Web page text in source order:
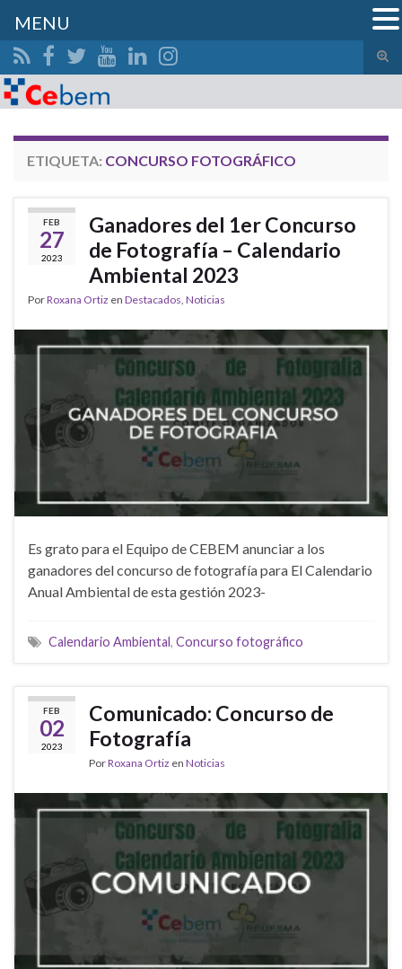
el
Search for:
ETIQUETA: CONCURSO FOTOGRÁFICO
FEB
27
2023
Ganadores del 1er Concurso
de Fotografía – Calendario
Ambiental 2023
PorRoxana Ortiz en Destacados, Noticias
Es grato para el Equipo de CEBEM anunciar a los
ganadores del concurso de fotografía para El Calendario
Anual Ambiental de esta gestión 2023-
Calendario Ambiental, Concurso fotográfico
FEB
02
2023
Comunicado: Concurso de
Fotografía
PorRoxana Ortiz en Noticias
MENU